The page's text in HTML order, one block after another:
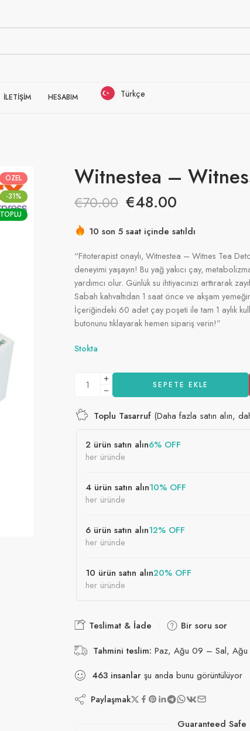
İLETİŞİM HESABIM Türkçe
ÖZEL
-31%
TOPLU
Witnestea –
€70.00 €48.00
10 son 5 saat içinde satıldı
“Fitoterapist onaylı, Witnestea – Witnes Tea
deneyimi yaşayın! Bu yağ yakıcı çay,
yardımcı olur. Günlük su ihtiyacınızı arttırarak
Sabah kahvaltıdan 1 saat önce ve akşam
İçeriğindeki 60 adet çay poşeti ile tam 1 aylık
butonunu tıklayarak hemen sipariş verin!”
Stokta
SEPETE EKLE
Toplu Tasarruf (Daha fazla satın alın,
2 ürün satın alın6% OFF
her üründe
4 ürün satın alın10% OFF
her üründe
6 ürün satın alın12% OFF
her üründe
10 ürün satın alın20% OFF
her üründe
Teslimat & İade
Bir soru sor
Tahmini teslim: Paz, Ağu 09 – Sal, Ağu
463 insanlar şu anda bunu görüntülüyor
Paylaşmak
Guaranteed Safe